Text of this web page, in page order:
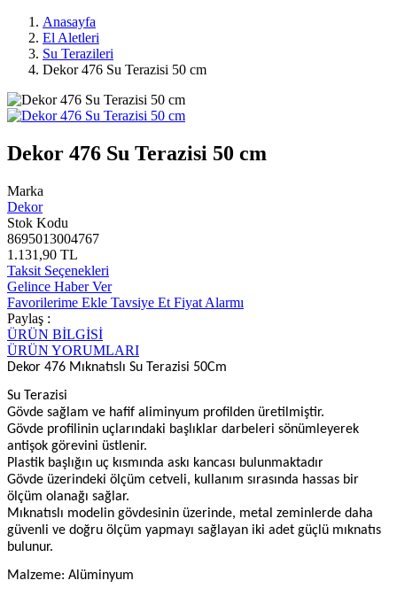
Anasayfa
El Aletleri
Su Terazileri
Dekor 476 Su Terazisi 50 cm
Dekor 476 Su Terazisi 50 cm
Marka
Dekor
Stok Kodu
8695013004767
1.131,90 TL
Taksit Seçenekleri
Gelince Haber Ver
Favorilerime Ekle Tavsiye Et Fiyat Alarmı
Paylaş :
ÜRÜN BİLGİSİ
ÜRÜN YORUMLARI
Dekor 476 Mıknatıslı Su Terazisi 50Cm
Su Terazisi
Gövde sağlam ve hafif aliminyum profilden üretilmiştir.
Gövde profilinin uçlarındaki başlıklar darbeleri sönümleyerek
antişok görevini üstlenir.
Plastik başlığın uç kısmında askı kancası bulunmaktadır
Gövde üzerindeki ölçüm cetveli, kullanım sırasında hassas bir
ölçüm olanağı sağlar.
Mıknatıslı modelin gövdesinin üzerinde, metal zeminlerde daha
güvenli ve doğru ölçüm yapmayı sağlayan iki adet güçlü mıknatıs
bulunur.
Malzeme: Alüminyum